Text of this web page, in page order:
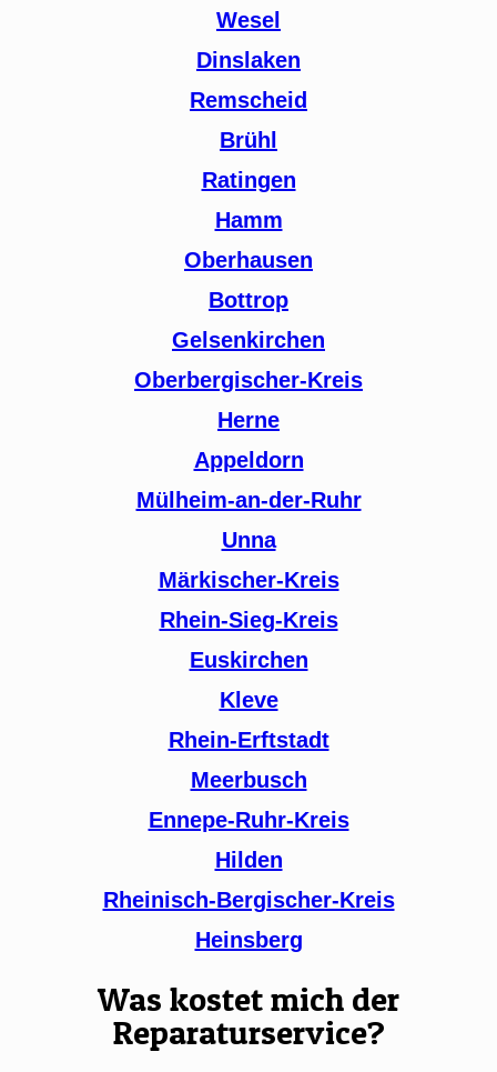
Wesel
Dinslaken
Remscheid
Brühl
Ratingen
Hamm
Oberhausen
Bottrop
Gelsenkirchen
Oberbergischer-Kreis
Herne
Appeldorn
Mülheim-an-der-Ruhr
Unna
Märkischer-Kreis
Rhein-Sieg-Kreis
Euskirchen
Kleve
Rhein-Erftstadt
Meerbusch
Ennepe-Ruhr-Kreis
Hilden
Rheinisch-Bergischer-Kreis
Heinsberg
Was kostet mich der
Reparaturservice?